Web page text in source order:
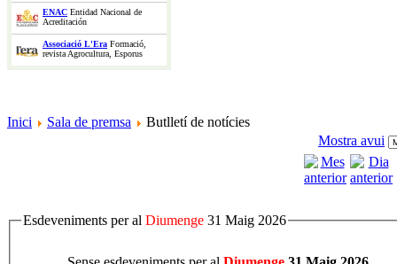
ENAC Entidad Nacional de
Acreditación
Associació L'Era Formació,
revista Agrocultura, Esporus
Inici Sala de premsa
Butlletí de notícies
Mostra avui
Esdeveniments per al Diumenge 31 Maig 2026